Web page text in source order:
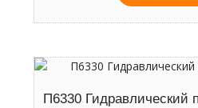
П6330 Гидравлический